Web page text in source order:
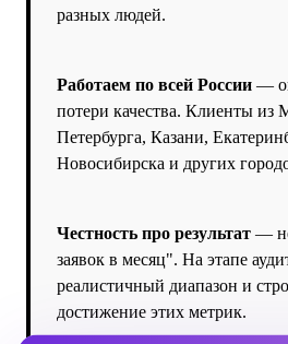
разных людей.
Работаем по всей России —
потери качества. Клиенты из
Петербурга, Казани,
Новосибирска и других
Честность про результат —
заявок в месяц". На этапе
реалистичный диапазон и
достижение этих метрик.